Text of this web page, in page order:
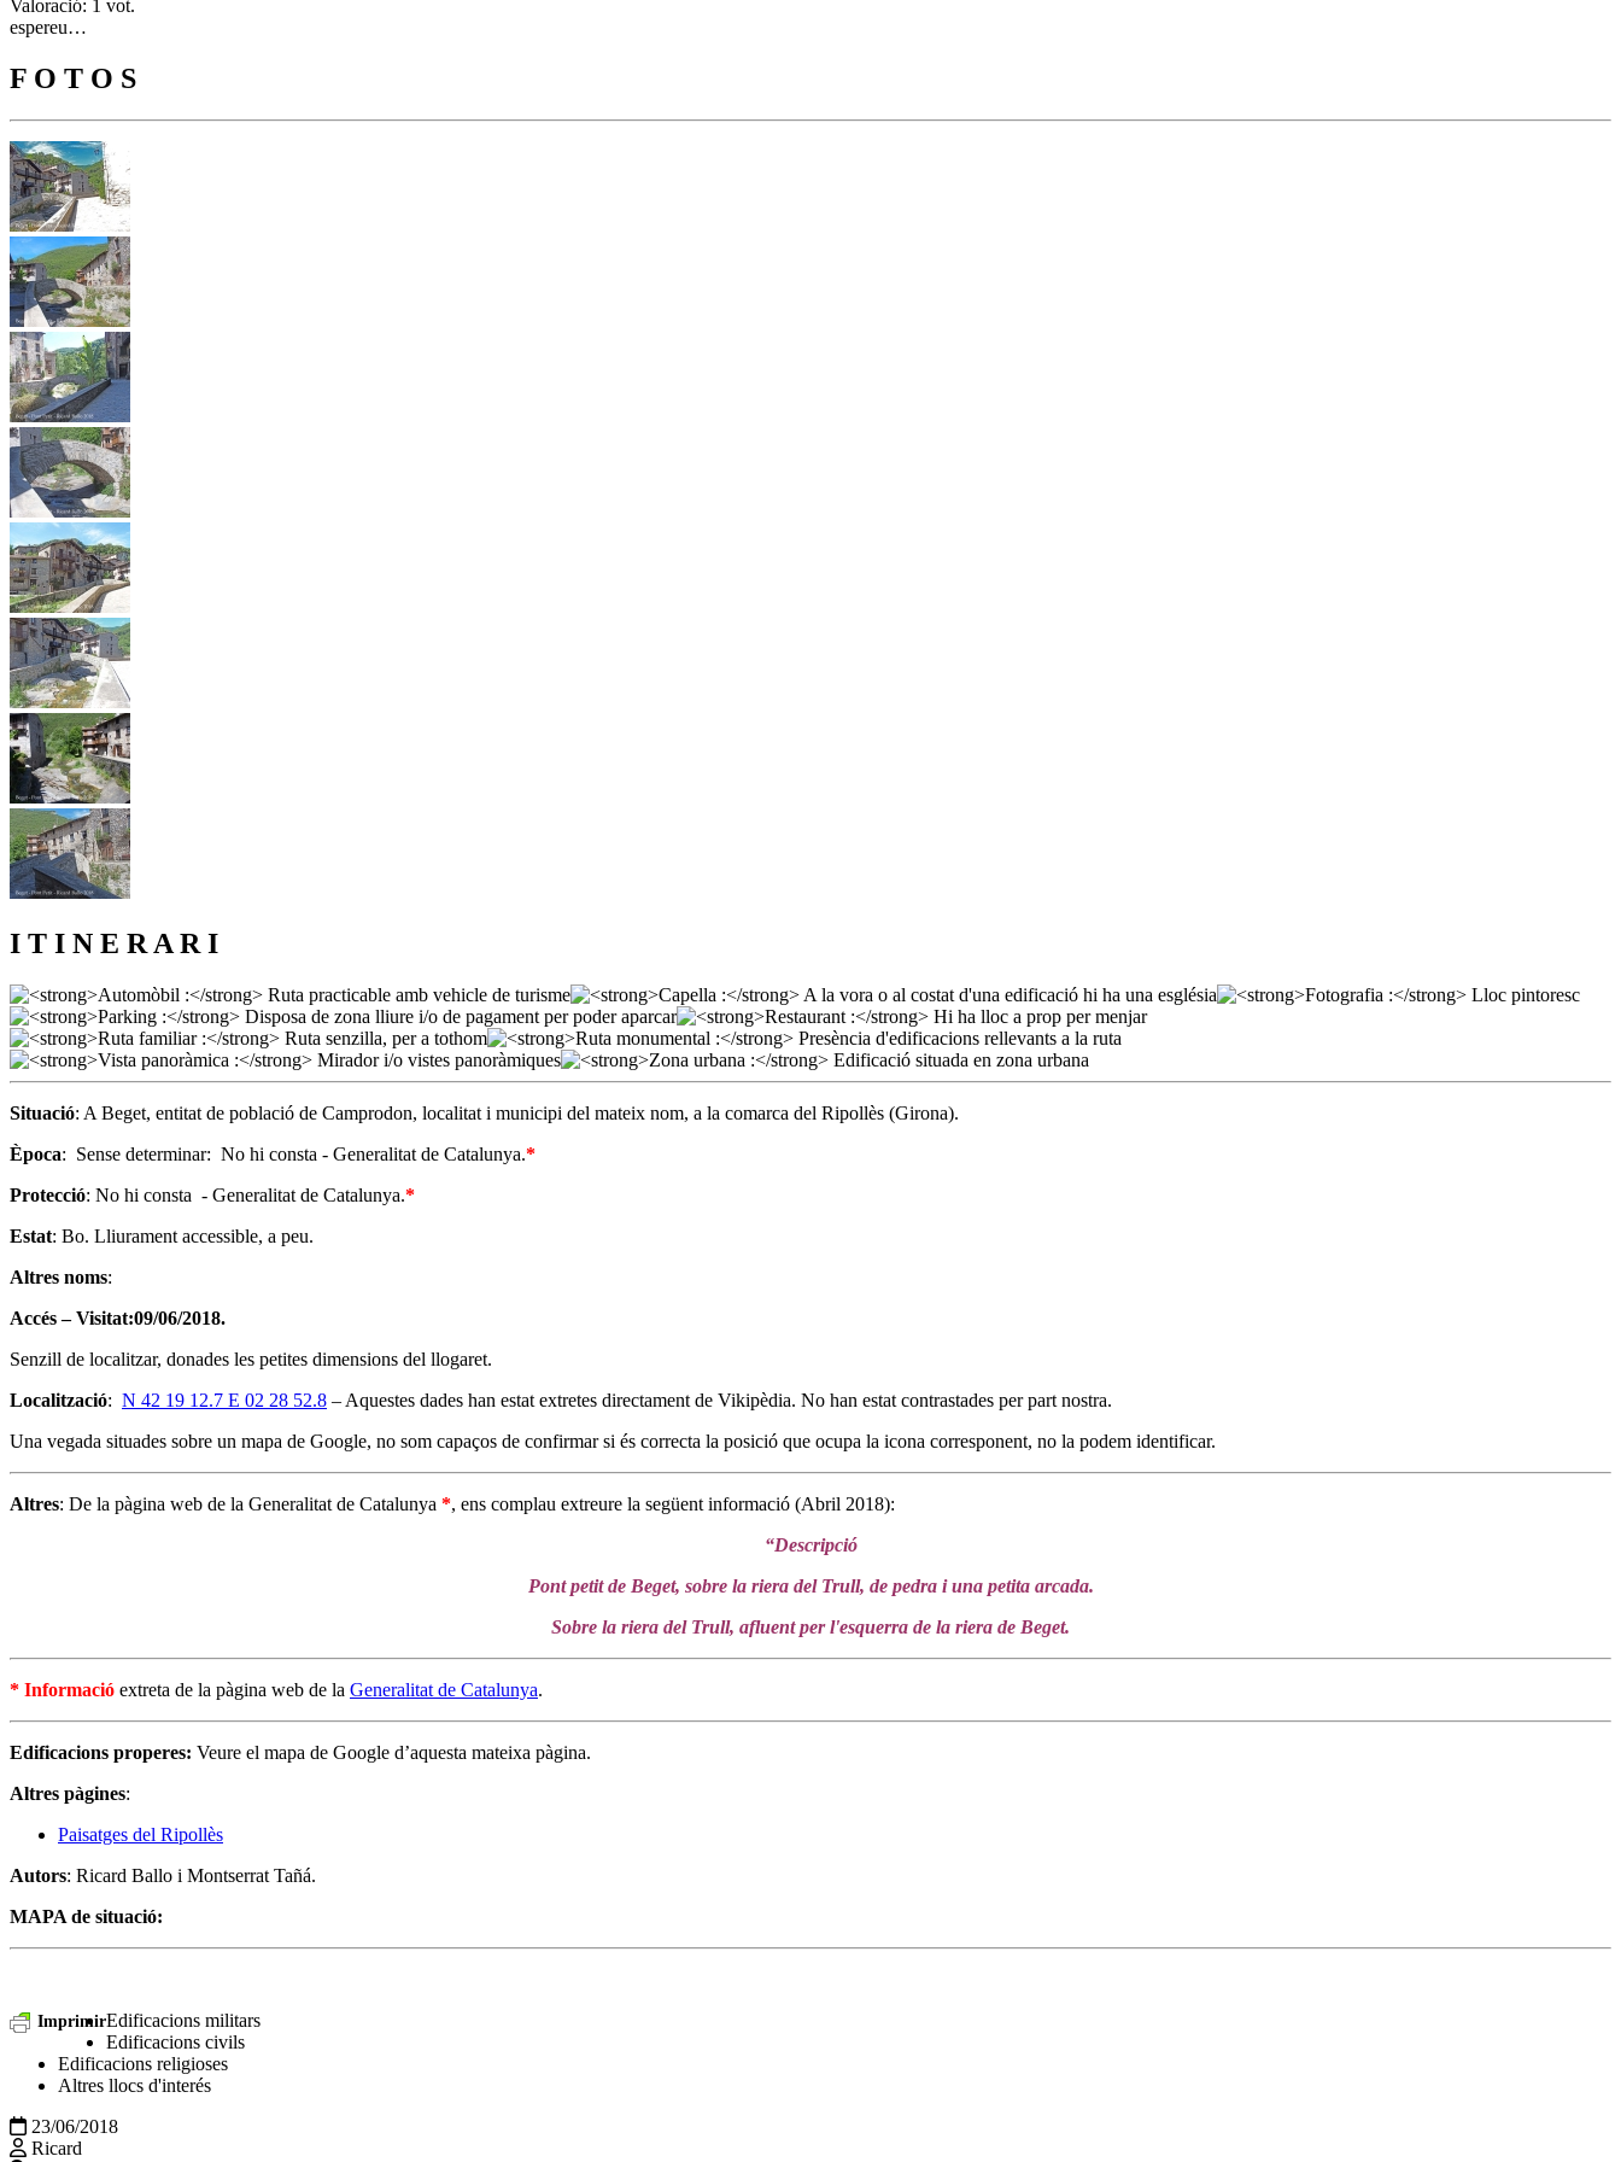
Valoració: 1 vot.
espereu…
F O T O S
I T I N E R A R I
Situació: A Beget, entitat de població de Camprodon, localitat i municipi del mateix nom, a la comarca del Ripollès (Girona).
Època: Sense determinar: No hi consta - Generalitat de Catalunya.*
Protecció: No hi consta - Generalitat de Catalunya.*
Estat: Bo. Lliurament accessible, a peu.
Altres noms:
Accés – Visitat:09/06/2018.
Senzill de localitzar, donades les petites dimensions del llogaret.
Localització: N 42 19 12.7 E 02 28 52.8 – Aquestes dades han estat extretes directament de Vikipèdia. No han estat contrastades per part nostra.
Una vegada situades sobre un mapa de Google, no som capaços de confirmar si és correcta la posició que ocupa la icona corresponent, no la podem identificar.
Altres: De la pàgina web de la Generalitat de Catalunya *, ens complau extreure la següent informació (Abril 2018):
“Descripció
Pont petit de Beget, sobre la riera del Trull, de pedra i una petita arcada.
Sobre la riera del Trull, afluent per l'esquerra de la riera de Beget.
* Informació extreta de la pàgina web de la Generalitat de Catalunya.
Edificacions properes: Veure el mapa de Google d’aquesta mateixa pàgina.
Altres pàgines:
Paisatges del Ripollès
Autors: Ricard Ballo i Montserrat Tañá.
MAPA de situació:
ImprimirEdificacions militars
Edificacions civils
Edificacions religioses
Altres llocs d'interés
23/06/2018
Ricard